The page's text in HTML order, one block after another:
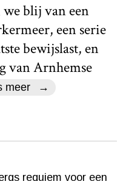
blij van een
een serie
bewijslast, en
van Arnhemse
meer